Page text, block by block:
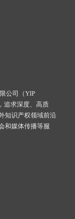
公司（YIP
追求深度、高质
知识产权领域前沿
和媒体传播等服